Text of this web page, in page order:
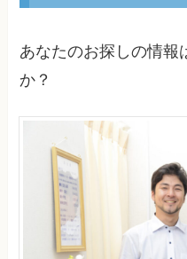
あなたのお探しの情報
か？